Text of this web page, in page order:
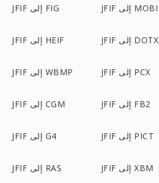
JFIF إلى FIG JFIF إلى MOBI
JFIF إلى HEIF JFIF إلى DOTX
JFIF إلى WBMP JFIF إلى PCX
JFIF إلى CGM JFIF إلى FB2
JFIF إلى G4 JFIF إلى PICT
JFIF إلى RAS JFIF إلى XBM